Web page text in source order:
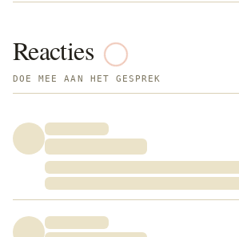
Reacties
DOE MEE AAN HET GESPREK